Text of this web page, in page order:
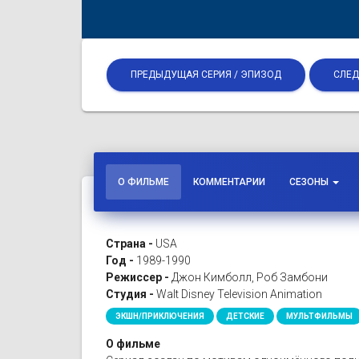
ПРЕДЫДУЩАЯ СЕРИЯ / ЭПИЗОД
О ФИЛЬМЕ КОММЕНТАРИИ СЕЗОНЫ
Страна - USA
Год - 1989-1990
Режиссер - Джон Кимболл, Роб Замбони
Студия - Walt Disney Television Animation
ЭКШН/ПРИКЛЮЧЕНИЯ ДЕТСКИЕ МУЛЬТФИЛЬМЫ
О фильме